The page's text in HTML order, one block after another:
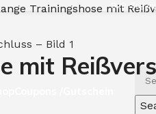
B2B-
Trainingshose mit
mit